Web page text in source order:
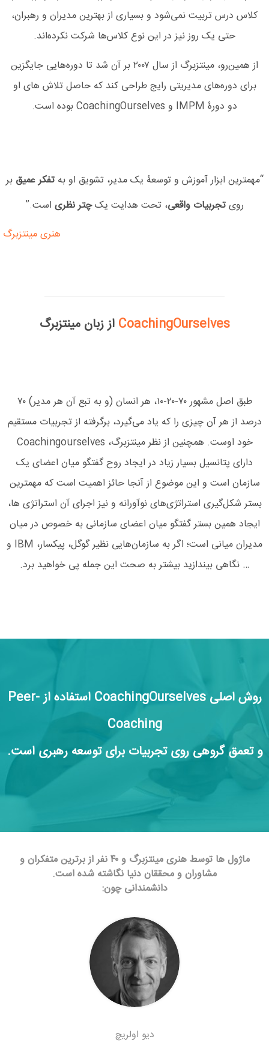
کلاس درس تربیت نمی‌شود و بسیاری از بهترین مدیران و رهبران،
حتی یک روز نیز در این نوع کلاس‌ها شرکت نکرده‌اند.
از همین‌رو، مینتزبرگ از سال ۲۰۰۷ بر آن شد تا دوره‌هایی جایگزین
برای دوره‌های مدیریتی رایج طراحی کند که حاصل تلاش های او
دو دورۀ IMPM و CoachingOurselves بوده است.
“مهمترین ابزار آموزش و توسعۀ یک مدیر، تشویق او بهتفکر عمیق بر
رویتجربیات واقعی، تحت هدایت یکچتر نظری است.”
هنری مینتزبرگ
CoachingOurselves از زبان مینتزبرگ
طبق اصل مشهور ۷۰-۲۰-۱۰، هر انسان (و به تبع آن هر مدیر) ۷۰
درصد از هر آن چیزی را که یاد می‌گیرد، برگرفته از تجربیات مستقیم
خود اوست. همچنین از نظر مینتزبرگ، Coachingourselves
دارای پتانسیل بسیار زیاد در ایجاد روح گفتگو میان اعضای یک
سازمان است و این موضوع از آنجا حائز اهمیت است که مهمترین
بستر شکل‌گیری استراتژی‌های نوآورانه و نیز اجرای آن استراتژی ها،
ایجاد همین بستر گفتگو میان اعضای سازمانی به خصوص در میان
مدیران میانی است؛ اگر به سازمان‌هایی نظیر گوگل، پیکسار، IBM و
… نگاهی بیندازید بیشتر به صحت این جمله پی خواهید برد.
روش اصلی CoachingOurselves استفاده از Peer-
Coaching
و تعمق گروهی روی تجربیات برای توسعه رهبری است.
ماژول ها توسط هنری مینتزبرگ و ۴۰ نفر از برترین متفکران و
مشاوران و محققان دنیا نگاشته شده است.
دانشمندانی چون:
دیو اولریچ